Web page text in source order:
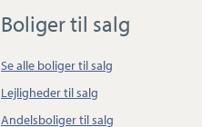
Boliger til salg
Se alle boliger til salg
Lejligheder til salg
Andelsboliger til salg